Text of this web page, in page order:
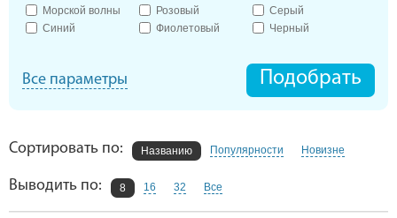
Морской волны
Розовый
Серый
Синий
Фиолетовый Черный
Все параметры Подобрать
Сортировать по: Названию Популярности Новизне
Выводить по: 8 16 32 Все